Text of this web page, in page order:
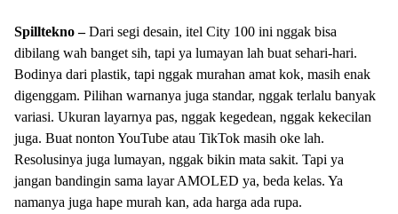
Spilltekno –Dari segi desain, itel City 100 ini nggak bisa
dibilang wah banget sih, tapi ya lumayan lah buat sehari-hari.
Bodinya dari plastik, tapi nggak murahan amat kok, masih enak
digenggam. Pilihan warnanya juga standar, nggak terlalu banyak
variasi. Ukuran layarnya pas, nggak kegedean, nggak kekecilan
juga. Buat nonton YouTube atau TikTok masih oke lah.
Resolusinya juga lumayan, nggak bikin mata sakit. Tapi ya
jangan bandingin sama layar AMOLED ya, beda kelas. Ya
namanya juga hape murah kan, ada harga ada rupa.